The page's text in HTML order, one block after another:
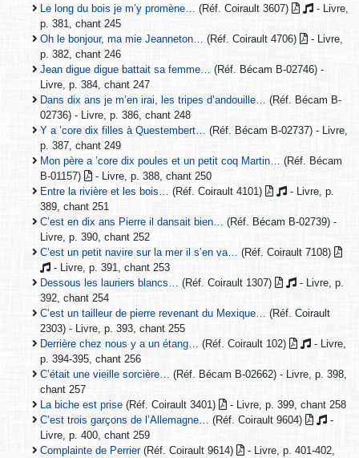
Le long du bois je m’y promène…
(Réf. Coirault 3607)
- Livre,
p. 381, chant 245
Oh le bonjour, ma mie Jeanneton…
(Réf. Coirault 4706)
- Livre,
p. 382, chant 246
Jean digue digue battait sa femme…
(Réf. Bécam B-02746) -
Livre, p. 384, chant 247
Dans dix ans je m’en irai, les tripes d’andouille…
(Réf. Bécam B-
02736) - Livre, p. 386, chant 248
Y a ’core dix filles à Questembert…
(Réf. Bécam B-02737) - Livre,
p. 387, chant 249
Mon père a ’core dix poules et un petit coq Martin…
(Réf. Bécam
B-01157)
- Livre, p. 388, chant 250
Entre la rivière et les bois…
(Réf. Coirault 4101)
- Livre, p.
389, chant 251
C’est en dix ans Pierre il dansait bien…
(Réf. Bécam B-02739) -
Livre, p. 390, chant 252
C’est un petit navire sur la mer il s’en va…
(Réf. Coirault 7108)
- Livre, p. 391, chant 253
Dessous les lauriers blancs…
(Réf. Coirault 1307)
- Livre, p.
392, chant 254
C’est un tailleur de pierre revenant du Mexique…
(Réf. Coirault
2303) - Livre, p. 393, chant 255
Derrière chez nous y a un étang…
(Réf. Coirault 102)
- Livre,
p. 394-395, chant 256
C’était une vieille sorcière…
(Réf. Bécam B-02662) - Livre, p. 398,
chant 257
La biche est prise (Réf. Coirault 3401)
- Livre, p. 399, chant 258
C’est trois garçons de l’Allemagne…
(Réf. Coirault 9604)
-
Livre, p. 400, chant 259
Complainte de Perrier(Réf. Coirault 9614)
- Livre, p. 401-402,